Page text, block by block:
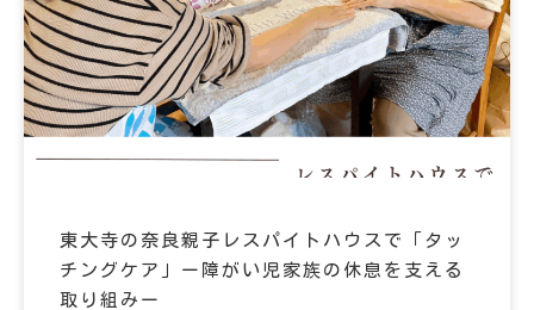
東大寺の奈良親子レスパイトハウスで「タッ
チングケア」ー障がい児家族の休息を支える
取り組みー